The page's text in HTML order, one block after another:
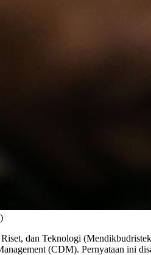
dan Teknologi
(CDM). Pernyataan ini